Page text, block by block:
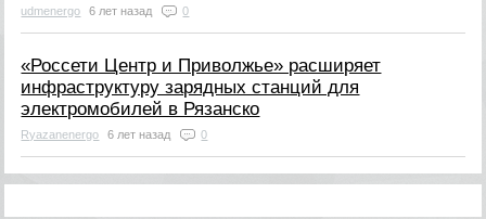
udmenergo 6 лет назад 0
«Россети Центр и Приволжье» расширяет
инфраструктуру зарядных станций для
электромобилей в Рязанско
Ryazanenergo 6 лет назад 0